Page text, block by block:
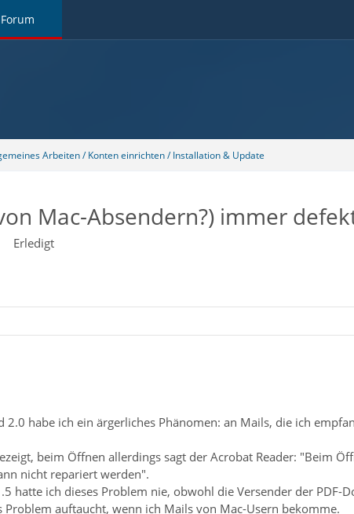
Forum
Arbeiten / Konten einrichten / Installation & Update
Mac-Absendern?) immer
Erledigt
habe ich ein ärgerliches Phänomen: an Mails, die ich
beim Öffnen allerdings sagt der Acrobat Reader: "Beim
nicht repariert werden".
hatte ich dieses Problem nie, obwohl die Versender der PDF-
Problem auftaucht, wenn ich Mails von Mac-Usern bekomme.